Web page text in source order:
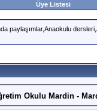
Üye Listesi
paylaşımlar,Anaokulu
Okulu Mardin -